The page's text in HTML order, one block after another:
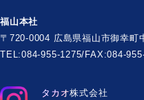
タカオ株式会社
福山本社
〒720-0004 広島県福山市御幸町
TEL:084-955-1275/FAX:084-